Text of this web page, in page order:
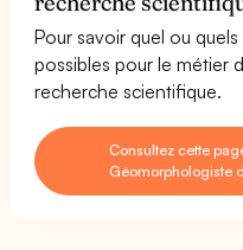
Pour savoir quel ou
possibles pour le métier
recherche scientifique.
Consultez cette
Géomorphologiste